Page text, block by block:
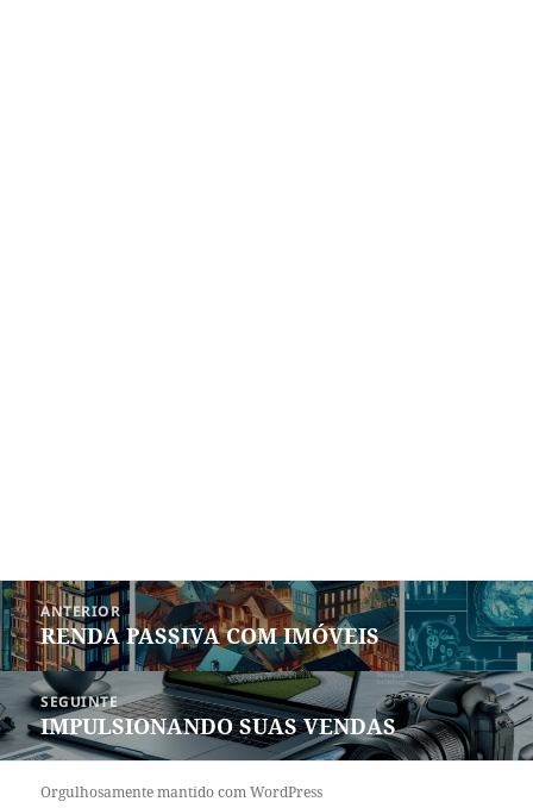
Navegação
de
Post
ANTERIOR
Post
anterior:
RENDA PASSIVA COM IMÓVEIS
SEGUINTE
Próximo
post:
IMPULSIONANDO SUAS VENDAS
Orgulhosamente mantido com WordPress